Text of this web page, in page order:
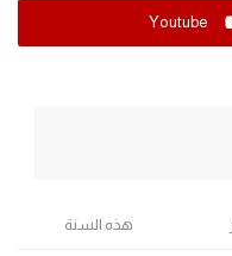
Youtube
هذه السنة